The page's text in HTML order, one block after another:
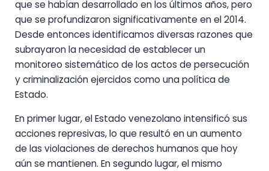
que se habían desarrollado en los últimos años, pero
que se profundizaron significativamente en el 2014.
Desde entonces identificamos diversas razones que
subrayaron la necesidad de establecer un
monitoreo sistemático de los actos de persecución
y criminalización ejercidos como una política de
Estado.
En primer lugar, el Estado venezolano intensificó sus
acciones represivas, lo que resultó en un aumento
de las violaciones de derechos humanos que hoy
aún se mantienen. En segundo lugar, el mismo